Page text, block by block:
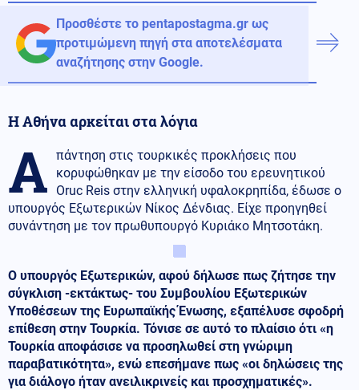
Προσθέστε το pentapostagma.gr ως
προτιμώμενη πηγή στα αποτελέσματα
αναζήτησης στην Google.
Η Αθήνα αρκείται στα λόγια
Α πάντηση στις τουρκικές προκλήσεις που
κορυφώθηκαν με την είσοδο του ερευνητικού
Oruc Reis στην ελληνική υφαλοκρηπίδα, έδωσε ο
υπουργός Εξωτερικών Νίκος Δένδιας. Είχε προηγηθεί
συνάντηση με τον πρωθυπουργό Κυριάκο Μητσοτάκη.
Ο υπουργός Εξωτερικών, αφού δήλωσε πως ζήτησε την
σύγκλιση -εκτάκτως- του Συμβουλίου Εξωτερικών
Υποθέσεων της Ευρωπαϊκής Ένωσης, εξαπέλυσε σφοδρή
επίθεση στην Τουρκία. Τόνισε σε αυτό το πλαίσιο ότι «η
Τουρκία αποφάσισε να προσηλωθεί στη γνώριμη
παραβατικότητα», ενώ επεσήμανε πως «οι δηλώσεις της
για διάλογο ήταν ανειλικρινείς και προσχηματικές».